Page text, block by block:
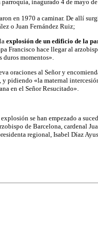
parroquia, inagurado 4 de mayo
en 1970 a caminar. De allí
o Juan Fernández Ruiz;
explosión de un edificio de la
Francisco hace llegar al
duros momentos».
oraciones al Señor y
y pidiendo «la maternal
en el Señor Resucitado».
se han empezado a
de Barcelona, cardenal
regional, Isabel Díaz